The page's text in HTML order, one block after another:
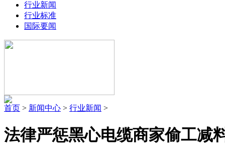
行业新闻
行业标准
国际要闻
首页 > 新闻中心 > 行业新闻 >
法律严惩黑心电缆商家偷工减